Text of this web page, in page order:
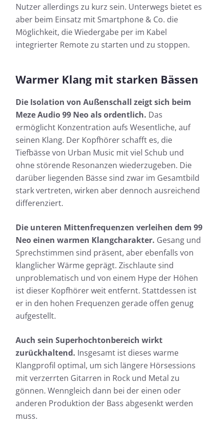
Nutzer allerdings zu kurz sein. Unterwegs bietet es
aber beim Einsatz mit Smartphone & Co. die
Möglichkeit, die Wiedergabe per im Kabel
integrierter Remote zu starten und zu stoppen.
Warmer Klang mit starken Bässen
Die Isolation von Außenschall zeigt sich beim
Meze Audio 99 Neo als ordentlich. Das
ermöglicht Konzentration aufs Wesentliche, auf
seinen Klang. Der Kopfhörer schafft es, die
Tiefbässe von Urban Music mit viel Schub und
ohne störende Resonanzen wiederzugeben. Die
darüber liegenden Bässe sind zwar im Gesamtbild
stark vertreten, wirken aber dennoch ausreichend
differenziert.
Die unteren Mittenfrequenzen verleihen dem 99
Neo einen warmen Klangcharakter. Gesang und
Sprechstimmen sind präsent, aber ebenfalls von
klanglicher Wärme geprägt. Zischlaute sind
unproblematisch und von einem Hype der Höhen
ist dieser Kopfhörer weit entfernt. Stattdessen ist
er in den hohen Frequenzen gerade offen genug
aufgestellt.
Auch sein Superhochtonbereich wirkt
zurückhaltend. Insgesamt ist dieses warme
Klangprofil optimal, um sich längere Hörsessions
mit verzerrten Gitarren in Rock und Metal zu
gönnen. Wenngleich dann bei der einen oder
anderen Produktion der Bass abgesenkt werden
muss.